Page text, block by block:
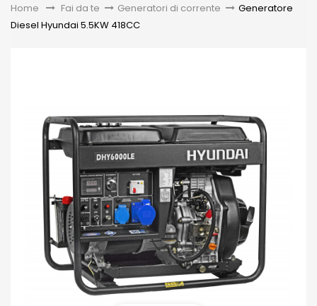
Home &gt;Fai da te > Generatori di corrente > Generatore
Diesel Hyundai 5.5KW 418CC